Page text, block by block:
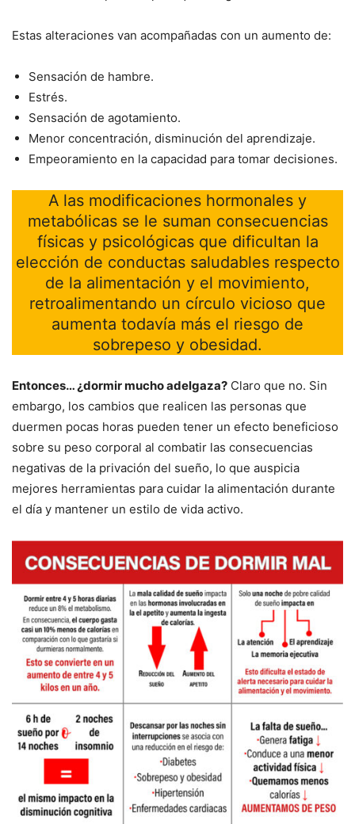
Estas alteraciones van acompañadas con un aumento de:
Sensación de hambre.
Estrés.
Sensación de agotamiento.
Menor concentración, disminución del aprendizaje.
Empeoramiento en la capacidad para tomar decisiones.
A las modificaciones hormonales y
metabólicas se le suman consecuencias
físicas y psicológicas que dificultan la
elección de conductas saludables respecto
de la alimentación y el movimiento,
retroalimentando un círculo vicioso que
aumenta todavía más el riesgo de
sobrepeso y obesidad.
Entonces… ¿dormir mucho adelgaza? Claro que no. Sin
embargo, los cambios que realicen las personas que
duermen pocas horas pueden tener un efecto beneficioso
sobre su peso corporal al combatir las consecuencias
negativas de la privación del sueño, lo que auspicia
mejores herramientas para cuidar la alimentación durante
el día y mantener un estilo de vida activo.